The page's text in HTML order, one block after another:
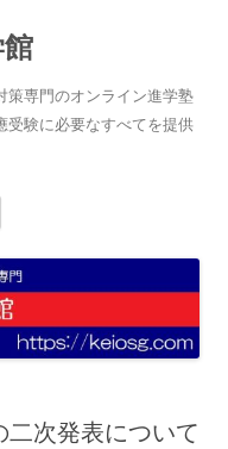
策専門のオンライン進学塾
受験に必要なすべてを提供
次発表について